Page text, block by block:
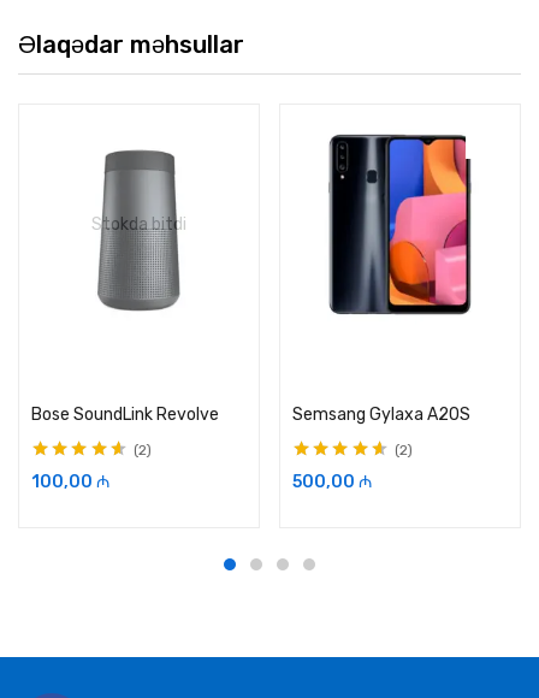
Əlaqədar məhsullar
Stokda bitdi
Bose SoundLink Revolve
qiymətləndirilib
2
100,00 ₼
Semsang Gylaxa A20S
qiymətləndirilib
2
500,00 ₼